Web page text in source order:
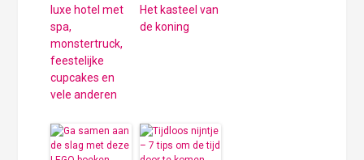
luxe hotel met
spa,
monstertruck,
feestelijke
cupcakes en
vele anderen
Het kasteel van
de koning